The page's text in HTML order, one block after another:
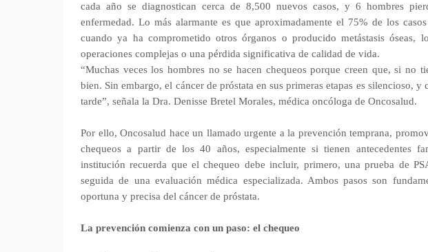
cada año se diagnostican cerca de 8,500 nuevos casos, y 6 hombres
enfermedad. Lo más alarmante es que aproximadamente el 75% de los
cuando ya ha comprometido otros órganos o producido metástasis óseas,
operaciones complejas o una pérdida significativa de calidad de vida.
“Muchas veces los hombres no se hacen chequeos porque creen que, si no
bien. Sin embargo, el cáncer de próstata en sus primeras etapas es silencioso, y
tarde”, señala la Dra. Denisse Bretel Morales, médica oncóloga de Oncosalud.
Por ello, Oncosalud hace un llamado urgente a la prevención temprana,
chequeos a partir de los 40 años, especialmente si tienen antecedentes
institución recuerda que el chequeo debe incluir, primero, una prueba de
seguida de una evaluación médica especializada. Ambos pasos son
oportuna y precisa del cáncer de próstata.
La prevención comienza con un paso: el chequeo